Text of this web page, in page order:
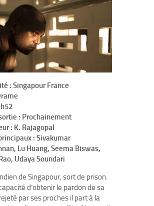
: Singapour France
: Prochainement
: K. Rajagopal
: Sivakumar
Lu Huang, Seema Biswas,
Udaya Soundari
de Singapour, sort de prison.
d’obtenir le pardon de sa
par ses proches il part à la